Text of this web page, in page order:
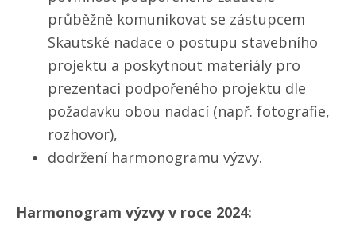
průběžně komunikovat se zástupcem
Skautské nadace o postupu stavebního
projektu a poskytnout materiály pro
prezentaci podpořeného projektu dle
požadavku obou nadací (např. fotografie,
rozhovor),
dodržení harmonogramu výzvy.
Harmonogram výzvy v roce 2024: